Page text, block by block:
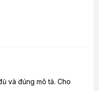
và đúng mô tả. Cho